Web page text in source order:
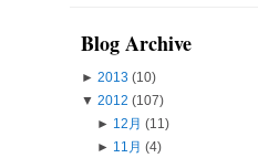
Blog Archive
► 2013 (10)
▼ 2012 (107)
► 12月 (11)
► 11月 (4)